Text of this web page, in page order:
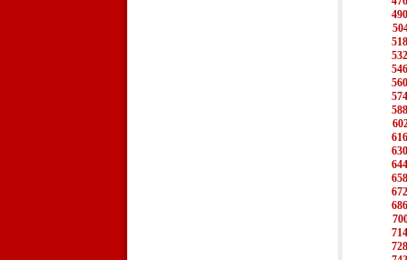
490
518
532
546
560
574
588
616
630
644
658
672
686
714
728